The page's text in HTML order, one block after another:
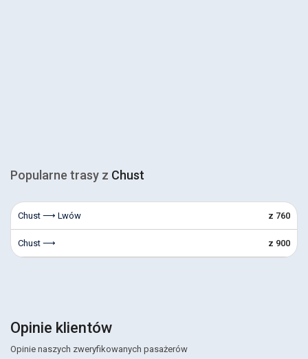
Popularne trasy z Chust
Chust ⟶ Lwów z 760
Chust ⟶ z 900
Opinie klientów
Opinie naszych zweryfikowanych pasażerów